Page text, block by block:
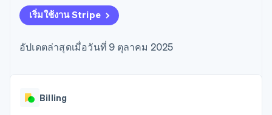
วิธีการชำระ
เงิน
มากกว่า 125
Authorization
ยกระดับการ
ชำระเงิน
Link
ตามแบบแผน
ล่วงหน้า
Tax
ขายและ VAT
อัตโนมัติ
Revenue
ธุรกิจทั่วโลก
การชำระเงินในแอป
มาร์เก็ตเพลส
การจัดการเงิน
แพลตฟอร์ม
มาร์เก็ตเพลส
จัดการการชำระเงินตาม
รอบบิล
เสนอการเรียกเก็บเงินตาม
การใช้งาน
เริ่มใช้งาน Stripe
อัปเดตล่าสุดเมื่อวันที่ 9 ตุลาคม 2025
Billing